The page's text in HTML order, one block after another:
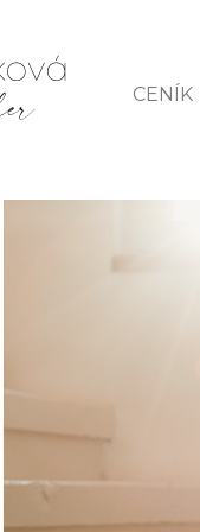
CENÍK